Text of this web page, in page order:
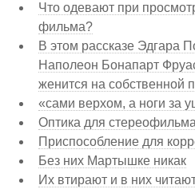
Что одевают при
фильма?
В этом рассказе Эдгара
Наполеон Бонапарт
женится на собственной
«сами верхом, а ноги за
Оптика для стереофильма
Приспособление для
Без них Мартышке никак
Их втирают и в них